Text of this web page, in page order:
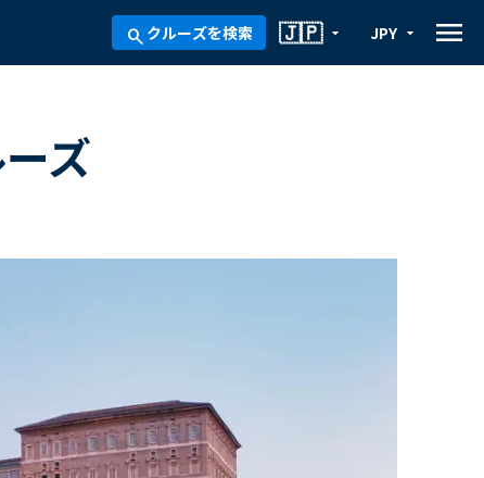
search クルーズを検索 arrow_drop_down
🇯🇵 arrow_drop_down
JPY menu
ズ